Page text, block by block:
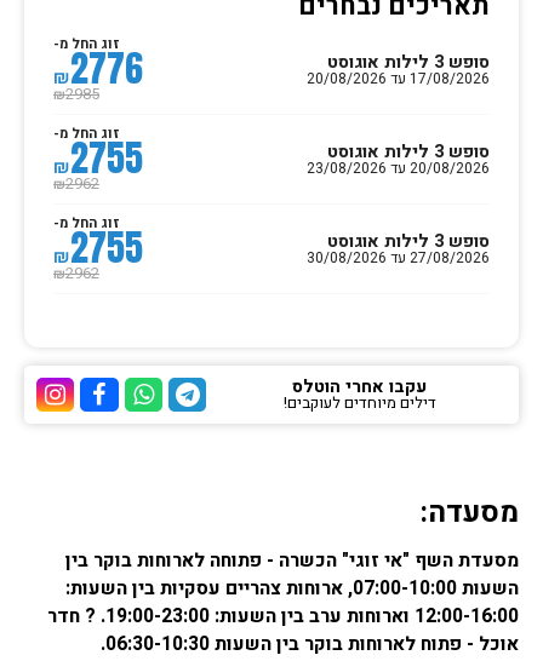
סופש 3 לילות אוגוסט
17/08/2026 עד 20/08/2026
זוג החל מ-
₪2776
₪2985
סופש 3 לילות אוגוסט
20/08/2026 עד 23/08/2026
זוג החל מ-
₪2755
₪2962
סופש 3 לילות אוגוסט
27/08/2026 עד 30/08/2026
זוג החל מ-
₪2755
₪2962
ערוץ ערוץ
ערוץ הוואטסאפ
ערוץ הטלגרם של הוטלס
עקבו אחרי הוטלס
דילים מיוחדים לעוקבים!
מסעדה:
מסעדת השף "אי זוגי" הכשרה - פתוחה לארוחות בוקר בין
השעות 07:00-10:00, ארוחות צהריים עסקיות בין השעות:
12:00-16:00 וארוחות ערב בין השעות: 19:00-23:00. ? חדר
אוכל - פתוח לארוחות בוקר בין השעות 06:30-10:30.